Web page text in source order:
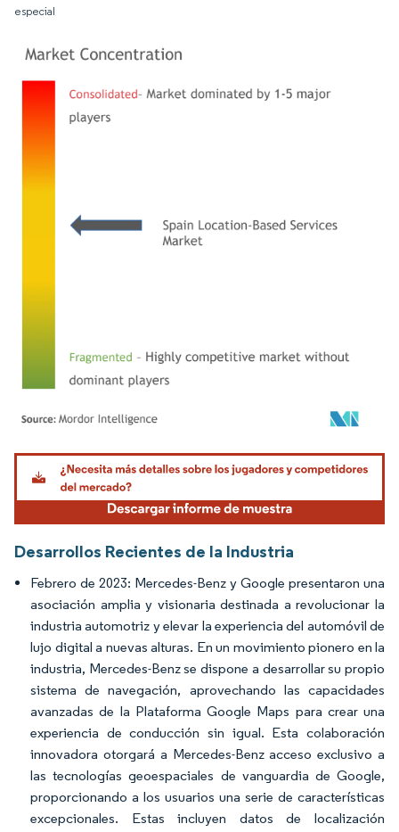
especial
Imagen © Mordor Intelligence. El uso requiere atribución según CC BY 4.0.
Desarrollos Recientes de la Industria
Febrero de 2023: Mercedes-Benz y Google presentaron una
asociación amplia y visionaria destinada a revolucionar la
industria automotriz y elevar la experiencia del automóvil de
lujo digital a nuevas alturas. En un movimiento pionero en la
industria, Mercedes-Benz se dispone a desarrollar su propio
sistema de navegación, aprovechando las capacidades
avanzadas de la Plataforma Google Maps para crear una
experiencia de conducción sin igual. Esta colaboración
innovadora otorgará a Mercedes-Benz acceso exclusivo a
las tecnologías geoespaciales de vanguardia de Google,
proporcionando a los usuarios una serie de características
excepcionales. Estas incluyen datos de localización